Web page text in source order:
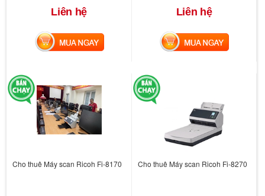
Liên hệ
MUA NGAY
Liên hệ
MUA NGAY
Cho thuê Máy scan Ricoh Fi-8170 Cho thuê Máy scan Ricoh Fi-8270